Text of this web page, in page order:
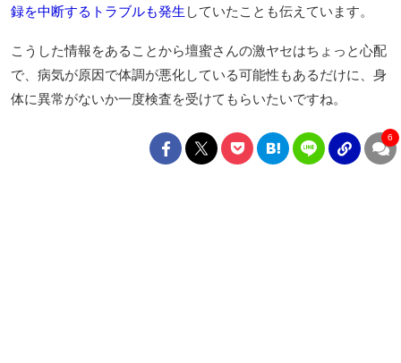
録を中断するトラブルも発生 していたことも伝えています。
こうした情報をあることから壇蜜さんの激ヤセはちょっと心配
で、病気が原因で体調が悪化している可能性もあるだけに、身
体に異常がないか一度検査を受けてもらいたいですね。
6